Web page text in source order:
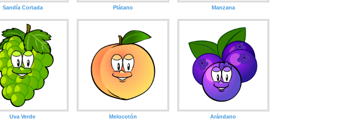
Sandía Cortada Plátano Manzana
Uva Verde Melocotón Arándano